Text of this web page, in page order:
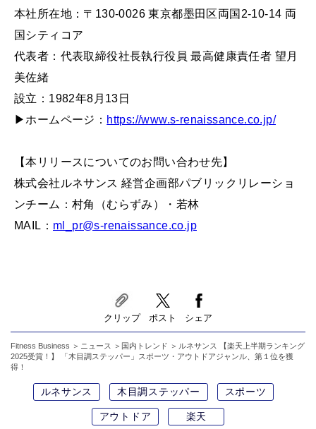
本社所在地：〒130-0026 東京都墨田区両国2-10-14 両
国シティコア
代表者：代表取締役社長執行役員 最高健康責任者 望月
美佐緒
設立：1982年8月13日
▶ホームページ： https://www.s-renaissance.co.jp/
【本リリースについてのお問い合わせ先】
株式会社ルネサンス 経営企画部パブリックリレーショ
ンチーム：村角（むらずみ）・若林
MAIL： ml_pr@s-renaissance.co.jp
クリップ ポスト シェア
Fitness Business ニュース 国内トレンド
ルネサンス 【楽天上半期ランキング
2025受賞！】 「木目調ステッパー」スポーツ・アウトドアジャンル、第１位を獲
得！
ルネサンス 木目調ステッパー スポーツ
アウトドア 楽天